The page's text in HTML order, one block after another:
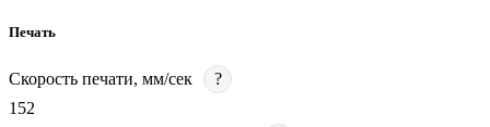
Печать
Скорость печати, мм/сек
?
152